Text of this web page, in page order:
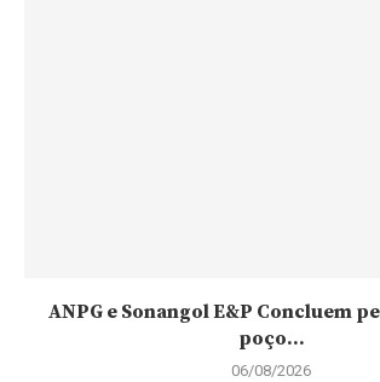
ANPG e Sonangol E&P Concluem
poço...
06/08/2026